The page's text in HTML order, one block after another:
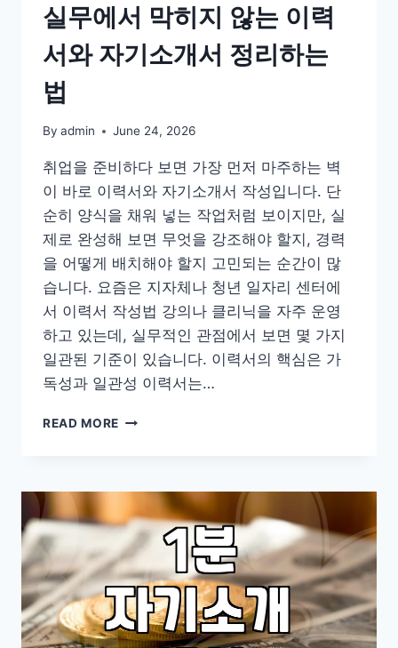
실무에서 막히지 않는 이력
서와 자기소개서 정리하는
법
By admin June 24, 2026
취업을 준비하다 보면 가장 먼저 마주하는 벽
이 바로 이력서와 자기소개서 작성입니다. 단
순히 양식을 채워 넣는 작업처럼 보이지만, 실
제로 완성해 보면 무엇을 강조해야 할지, 경력
을 어떻게 배치해야 할지 고민되는 순간이 많
습니다. 요즘은 지자체나 청년 일자리 센터에
서 이력서 작성법 강의나 클리닉을 자주 운영
하고 있는데, 실무적인 관점에서 보면 몇 가지
일관된 기준이 있습니다. 이력서의 핵심은 가
독성과 일관성 이력서는…
READ MORE
막
지
않
는
이
력
서
와